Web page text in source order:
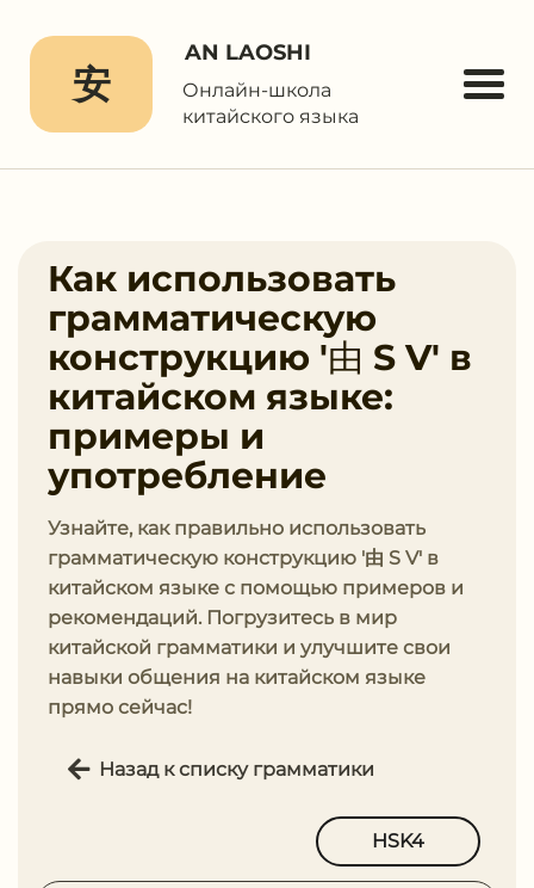
安
AN LAOSHI
Онлайн-школа
китайского языка
Как использовать
грамматическую
конструкцию '由 S V' в
китайском языке:
примеры и
употребление
Узнайте, как правильно использовать
грамматическую конструкцию '由 S V' в
китайском языке с помощью примеров и
рекомендаций. Погрузитесь в мир
китайской грамматики и улучшите свои
навыки общения на китайском языке
прямо сейчас!
Назад к списку грамматики
HSK4